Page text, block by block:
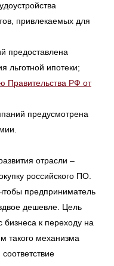
привлекаемых для
предоставлена
льготной ипотеки;
Правительства РФ от
предусмотрена
отрасли –
российского ПО.
предприниматель
дешевле. Цель
к переходу на
такого механизма